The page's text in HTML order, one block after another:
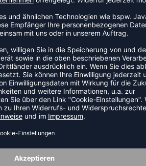
20%,Elastan 6%
ANGESEHEN
NEW